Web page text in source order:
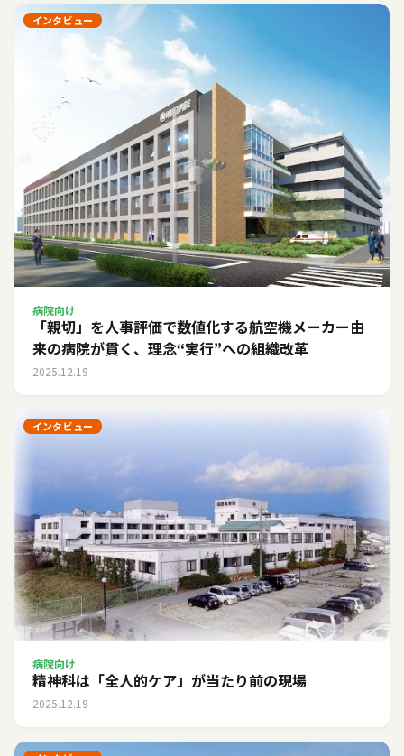
インタビュー
病院向け
「親切」を人事評価で数値化する――航空機メーカー由
来の病院が貫く、理念“実行”への組織改革
2025.12.19
インタビュー
病院向け
精神科は「全人的ケア」が当たり前の現場
2025.12.19